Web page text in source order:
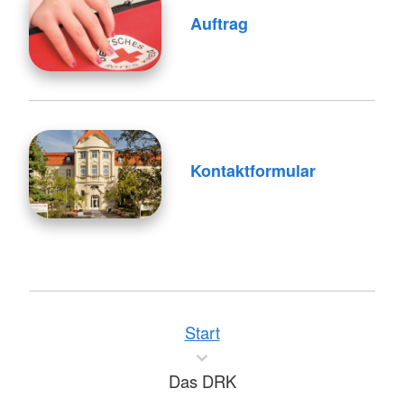
Auftrag
Kontaktformular
Start
Das DRK